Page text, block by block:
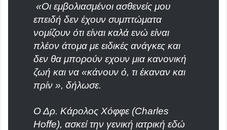
«Οι εμβολιασμένοι ασθενείς μου
επειδή δεν έχουν συμπτώματα
νομίζουν ότι είναι καλά ενώ είναι
πλέον άτομα με ειδικές ανάγκες και
δεν θα μπορούν εχουν μια κανονική
ζωή και να «κάνουν ό, τι έκαναν και
πρίν », δήλωσε.
Ο Δρ. Κάρολος Χόφφε (Charles
Hoffe), ασκεί την γενική ιατρική εδώ